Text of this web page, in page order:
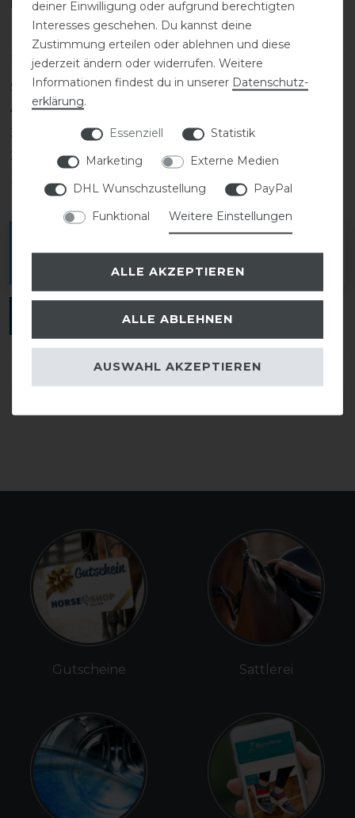
5
0
4
3
0
2
0
1
Gutscheine Sattlerei
deiner Einwilligung oder aufgrund berechtigten
Interesses geschehen. Du kannst deine
Zustimmung erteilen oder ablehnen und diese
jederzeit ändern oder widerrufen. Weitere
Informationen findest du in unserer Daten­schutz­
erklärung.
Essenziell
Statistik
Marketing
Externe Medien
DHL Wunschzustellung
PayPal
Funktional
Weitere Einstellungen
ALLE AKZEPTIEREN
ALLE ABLEHNEN
AUSWAHL AKZEPTIEREN